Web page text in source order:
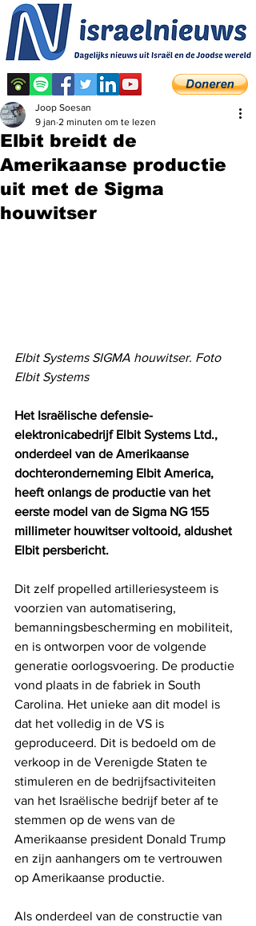
Elbit breidt de
Amerikaanse productie
uit met de Sigma
houwitser
Joop Soesan
9 jan 2 minuten om te lezen
Elbit Systems SIGMA houwitser. Foto
Elbit Systems
Het Israëlische defensie-
elektronicabedrijf Elbit Systems Ltd.,
onderdeel van de Amerikaanse
dochteronderneming Elbit America,
heeft onlangs de productie van het
eerste model van de Sigma NG 155
millimeter houwitser voltooid, aldushet
Elbit persbericht.
Dit zelf propelled artilleriesysteem is
voorzien van automatisering,
bemanningsbescherming en mobiliteit,
en is ontworpen voor de volgende
generatie oorlogsvoering. De productie
vond plaats in de fabriek in South
Carolina. Het unieke aan dit model is
dat het volledig in de VS is
geproduceerd. Dit is bedoeld om de
verkoop in de Verenigde Staten te
stimuleren en de bedrijfsactiviteiten
van het Israëlische bedrijf beter af te
stemmen op de wens van de
Amerikaanse president Donald Trump
en zijn aanhangers om te vertrouwen
op Amerikaanse productie.
Als onderdeel van de constructie van